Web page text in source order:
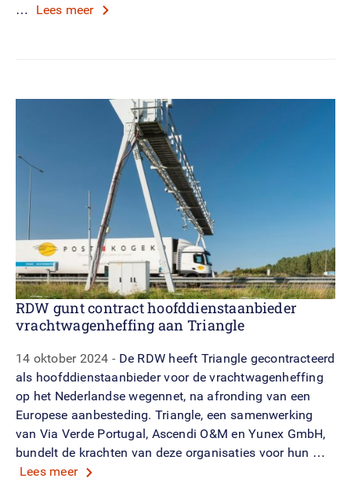
…
Lees meer
RDW gunt contract hoofddienstaanbieder
vrachtwagenheffing aan Triangle
14 oktober 2024
De RDW heeft Triangle gecontracteerd
als hoofddienstaanbieder voor de vrachtwagenheffing
op het Nederlandse wegennet, na afronding van een
Europese aanbesteding. Triangle, een samenwerking
van Via Verde Portugal, Ascendi O&M en Yunex GmbH,
bundelt de krachten van deze organisaties voor hun …
Lees meer